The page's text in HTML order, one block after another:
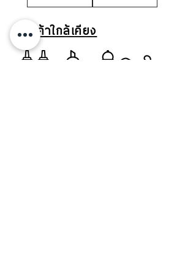
สินค้าใกล้เคียง